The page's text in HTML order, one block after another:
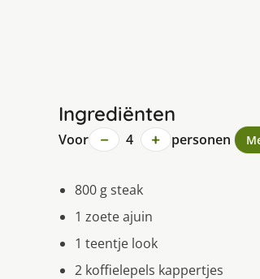
Ingrediënten
Voor − 4 + personen
800 g steak
1 zoete ajuin
1 teentje look
2 koffielepels kappertjes